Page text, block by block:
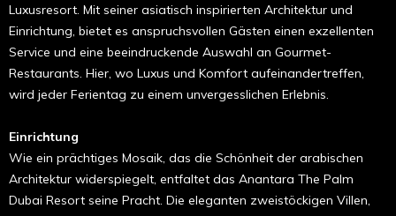
Luxusresort. Mit seiner asiatisch inspirierten Architektur und
Einrichtung, bietet es anspruchsvollen Gästen einen exzellenten
Service und eine beeindruckende Auswahl an Gourmet-
Restaurants. Hier, wo Luxus und Komfort aufeinandertreffen,
wird jeder Ferientag zu einem unvergesslichen Erlebnis.
Einrichtung
Wie ein prächtiges Mosaik, das die Schönheit der arabischen
Architektur widerspiegelt, entfaltet das Anantara The Palm
Dubai Resort seine Pracht. Die eleganten zweistöckigen Villen,